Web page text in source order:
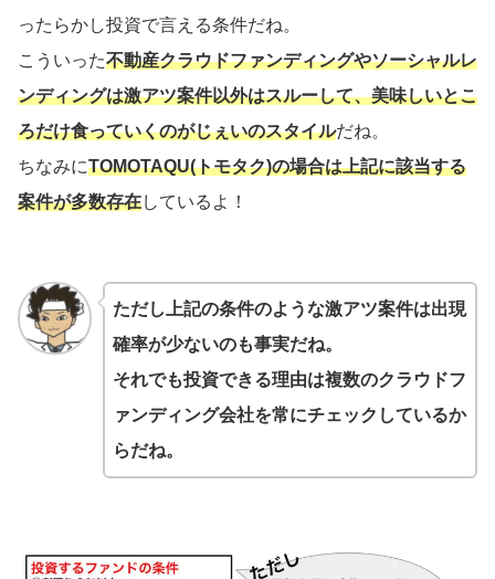
ったらかし投資で言える条件だね。
こういった不動産クラウドファンディングやソーシャルレ
ンディングは激アツ案件以外はスルーして、美味しいとこ
ろだけ食っていくのがじぇいのスタイルだね。
ちなみにTOMOTAQU(トモタク)の場合は上記に該当する
案件が多数存在しているよ！
ただし上記の条件のような激アツ案件は出現
確率が少ないのも事実だね。
それでも投資できる理由は複数のクラウドフ
ァンディング会社を常にチェックしているか
らだね。